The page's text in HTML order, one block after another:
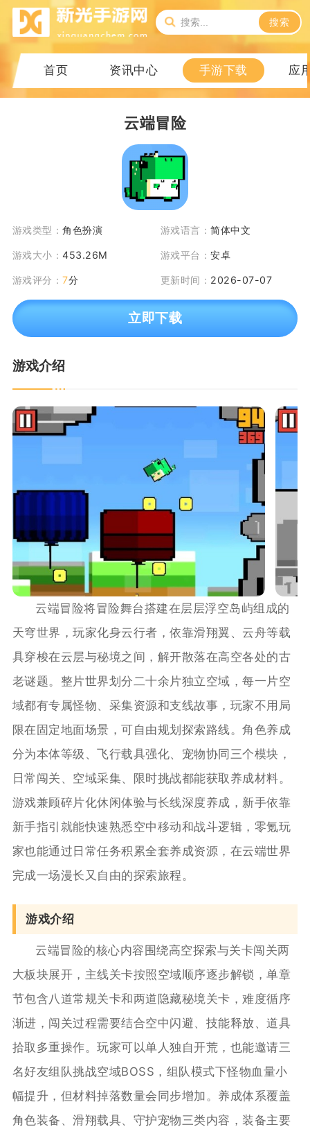
搜索
首页 资讯中心 手游下载 应
云端冒险
游戏类型：角色扮演 游戏语言： 简体中文
游戏大小：453.26M 游戏平台： 安卓
游戏评分：7分 更新时间： 2026-07-07
立即下载
游戏介绍
云端冒险将冒险舞台搭建在层层浮空岛屿组成的
天穹世界，玩家化身云行者，依靠滑翔翼、云舟等载
具穿梭在云层与秘境之间，解开散落在高空各处的古
老谜题。整片世界划分二十余片独立空域，每一片空
域都有专属怪物、采集资源和支线故事，玩家不用局
限在固定地面场景，可自由规划探索路线。角色养成
分为本体等级、飞行载具强化、宠物协同三个模块，
日常闯关、空域采集、限时挑战都能获取养成材料。
游戏兼顾碎片化休闲体验与长线深度养成，新手依靠
新手指引就能快速熟悉空中移动和战斗逻辑，零氪玩
家也能通过日常任务积累全套养成资源，在云端世界
完成一场漫长又自由的探索旅程。
游戏介绍
云端冒险的核心内容围绕高空探索与关卡闯关两
大板块展开，主线关卡按照空域顺序逐步解锁，单章
节包含八道常规关卡和两道隐藏秘境关卡，难度循序
渐进，闯关过程需要结合空中闪避、技能释放、道具
拾取多重操作。玩家可以单人独自开荒，也能邀请三
名好友组队挑战空域BOSS，组队模式下怪物血量小
幅提升，但材料掉落数量会同步增加。养成体系覆盖
角色装备、滑翔载具、守护宠物三类内容，装备主要